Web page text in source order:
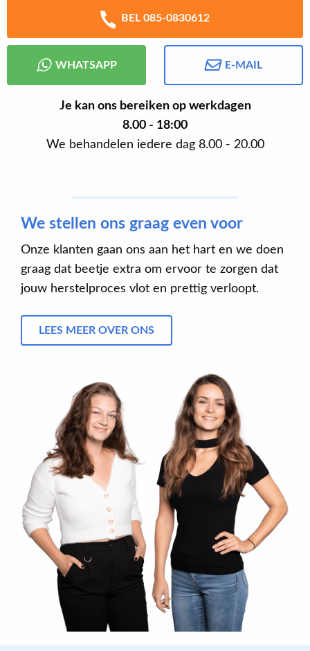
BEL 085-0830612
WHATSAPP E-MAIL
Je kan ons bereiken op werkdagen
8.00 - 18:00
We behandelen iedere dag 8.00 - 20.00
We stellen ons graag even voor
Onze klanten gaan ons aan het hart en we doen
graag dat beetje extra om ervoor te zorgen dat
jouw herstelproces vlot en prettig verloopt.
LEES MEER OVER ONS